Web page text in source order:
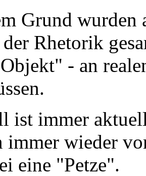
Grund
Rhetorik
- an
ist immer
immer wieder
eine "Petze".